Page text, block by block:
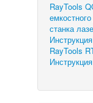
RayTools
станка
Инструкция
RayTools
Инструкция